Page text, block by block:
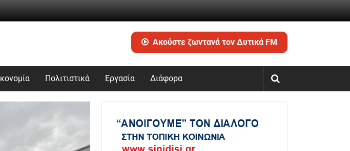
Ακούστε ζωντανά τον Δυτικά FM
Πολιτιστικά Εργασία Διάφορα